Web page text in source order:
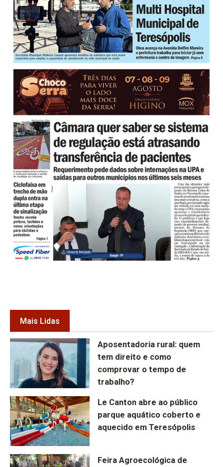
Mais Lidas
Aposentadoria rural: quem
tem direito e como
comprovar o tempo de
trabalho?
Le Canton abre ao público
parque aquático coberto e
aquecido em Teresópolis
Feira Agroecológica de